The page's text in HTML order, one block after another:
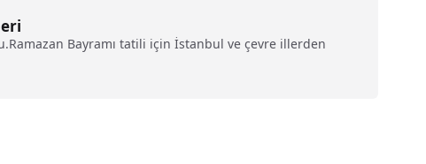
Bayramı tatili için İstanbul ve çevre illerden